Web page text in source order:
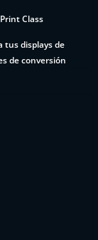
Class
tus displays de
de conversión